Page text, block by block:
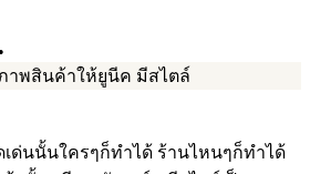
•
เด่นนั้นใครๆก็ทำได้ ร้านไหนๆก็ทำได้